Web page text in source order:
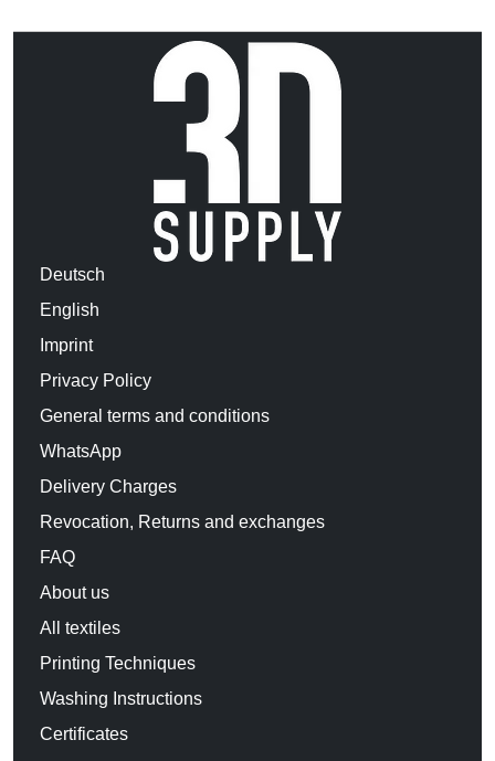
Deutsch
English
Imprint
Privacy Policy
General terms and conditions
WhatsApp
Delivery Charges
Revocation, Returns and exchanges
FAQ
About us
All textiles
Printing Techniques
Washing Instructions
Certificates